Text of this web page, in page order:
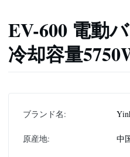
EV-600 電動
冷却容量
ブランド名:
原産地: 中